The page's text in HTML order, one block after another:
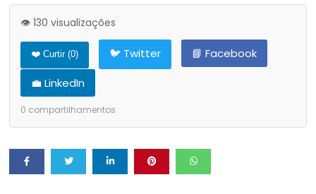
👁️ 130 visualizações
❤️ Curtir (0) 🐦 Twitter
📘 Facebook
💼 LinkedIn
0 compartilhamentos